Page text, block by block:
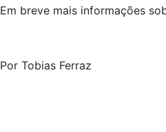
Em breve mais informações
Por Tobias Ferraz